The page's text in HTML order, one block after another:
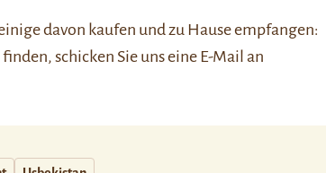
davon kaufen und zu Hause empfangen:
schicken Sie uns eine E-Mail an